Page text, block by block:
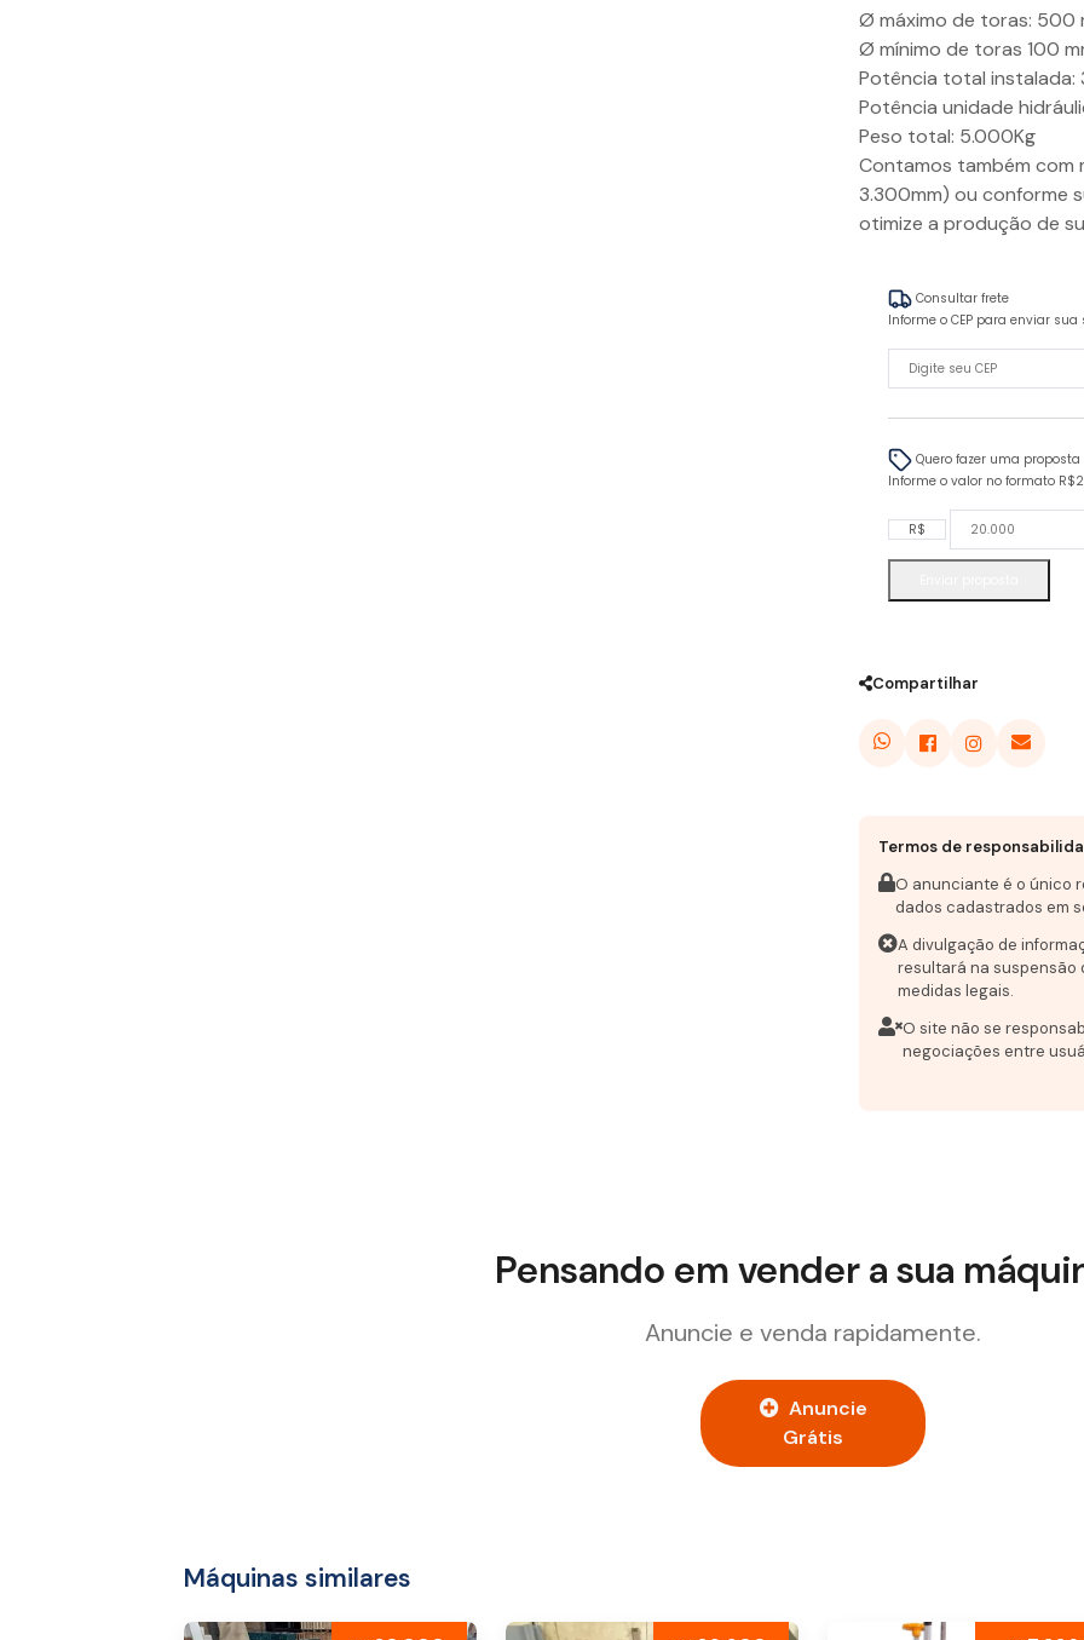
Ø máximo de toras: 500
Ø mínimo de toras 100
Potência total instalada:
Potência unidade
Peso total: 5.000Kg
Contamos também com
3.300mm) ou conforme
otimize a produção de
Consultar frete
Informe o CEP para enviar
Quero fazer uma proposta
Informe o valor no formato
R$
Compartilhar
Termos de
O anunciante é o único
dados cadastrados em
A divulgação de
resultará na suspensão
medidas legais.
O site não se
negociações entre
Pensando em vender a sua
Anuncie e venda rapidamente.
Anuncie
Grátis
Máquinas similares